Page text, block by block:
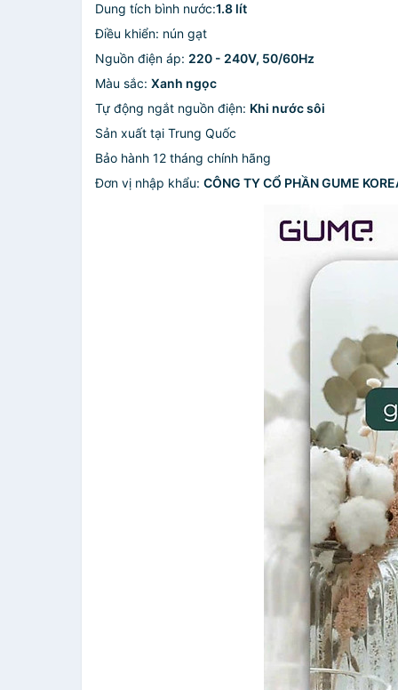
Dung tích bình nước:1.8 lít
Điều khiển: nún gạt
Nguồn điện áp: 220 - 240V, 50/60Hz
Màu sắc: Xanh ngọc
Tự động ngắt nguồn điện: Khi nước sôi
Sản xuất tại Trung Quốc
Bảo hành 12 tháng chính hãng
Đơn vị nhập khẩu: CÔNG TY CỔ PHẦN GUME